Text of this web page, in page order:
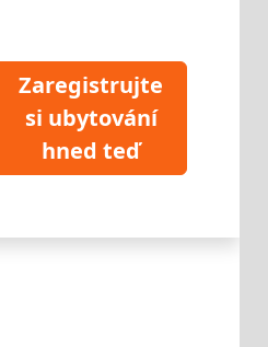
Zaregistrujte
si ubytování
hned teď